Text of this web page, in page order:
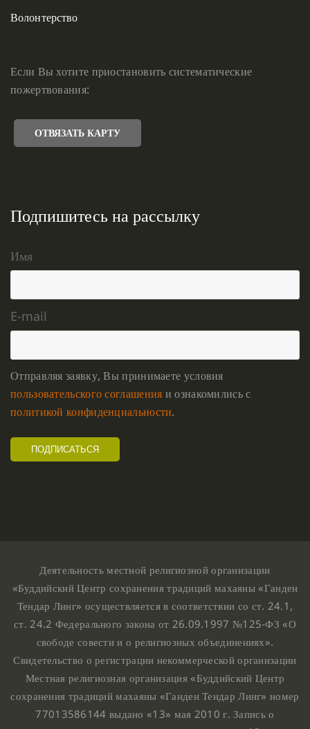
Волонтерство
Если Вы хотите приостановить систематические
пожертвования:
ОТВЯЗАТЬ КАРТУ
Подпишитесь на рассылку
Имя
E-mail
Отправляя заявку, Вы принимаете условия
пользовательского соглашения и ознакомились с
политикой конфиденциальности.
Деятельность местной религиозной организации
«Буддийский Центр сохранения традиций махаяны «Ганден
Тендар Линг» осуществляется в соответствии со ст. 24.1,
ст. 24.2 Федерального закона от 26.09.1997 №125-ФЗ «О
свободе совести и о религиозных объединениях».
Свидетельство о регистрации некоммерческой организации
Местная религиозная организация «Буддийский Центр
сохранения традиций махаяны «Ганден Тендар Линг» номер
77013586144 выдано «13» мая 2010 г. Запись о